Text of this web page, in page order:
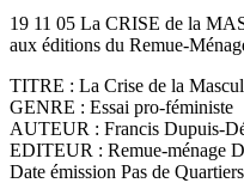
19 11 05 La CRISE de la
aux éditions du Remue-
TITRE : La Crise de la
GENRE : Essai pro-féministe
AUTEUR : Francis Dupuis-
EDITEUR : Remue-ménage
Date émission Pas de